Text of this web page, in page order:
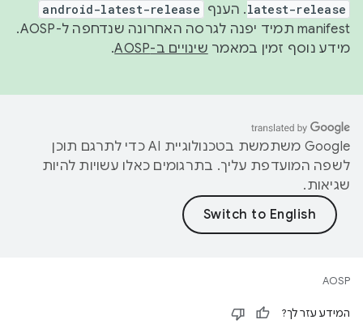
latest-release. הענף android-latest-release
manifest תמיד יפנה לגרסה האחרונה שנדחפה ל-AOSP.
מידע נוסף זמין במאמר שינויים ב-AOSP .
‫Google משתמשת בטכנולוגיית AI כדי לתרגם תוכן
לשפה המועדפת עליך. בתרגומים כאלו עשויות להיות
שגיאות.
AOSP
המידע עזר לך?